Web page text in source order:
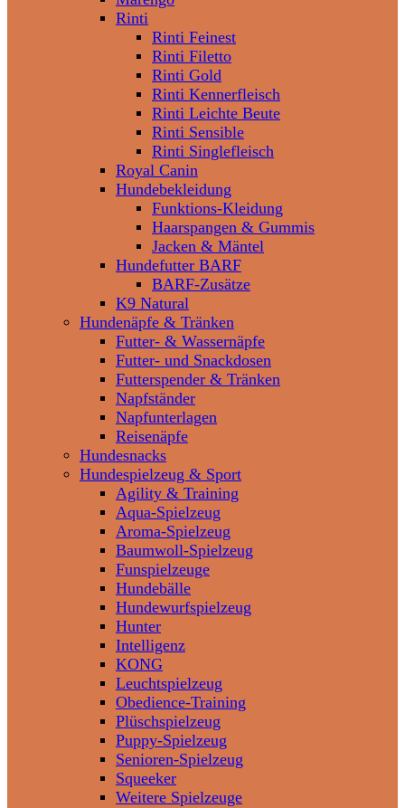
Rinti
Rinti Feinest
Rinti Filetto
Rinti Gold
Rinti Kennerfleisch
Rinti Leichte Beute
Rinti Sensible
Rinti Singlefleisch
Royal Canin
Hundebekleidung
Funktions-Kleidung
Haarspangen & Gummis
Jacken & Mäntel
Hundefutter BARF
BARF-Zusätze
K9 Natural
Hundenäpfe & Tränken
Futter- & Wassernäpfe
Futter- und Snackdosen
Futterspender & Tränken
Napfständer
Napfunterlagen
Reisenäpfe
Hundesnacks
Hundespielzeug & Sport
Agility & Training
Aqua-Spielzeug
Aroma-Spielzeug
Baumwoll-Spielzeug
Funspielzeuge
Hundebälle
Hundewurfspielzeug
Hunter
Intelligenz
KONG
Leuchtspielzeug
Obedience-Training
Plüschspielzeug
Puppy-Spielzeug
Senioren-Spielzeug
Squeeker
Weitere Spielzeuge